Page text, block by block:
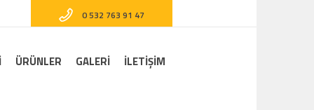
0 532 763 91 47
ÜRÜNLER GALERI İLETİŞİM